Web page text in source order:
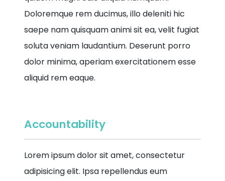
Doloremque rem ducimus, illo deleniti hic
saepe nam quisquam animi sit ea, velit fugiat
soluta veniam laudantium. Deserunt porro
dolor minima, aperiam exercitationem esse
aliquid rem eaque.
Accountability
Lorem ipsum dolor sit amet, consectetur
adipisicing elit. Ipsa repellendus eum